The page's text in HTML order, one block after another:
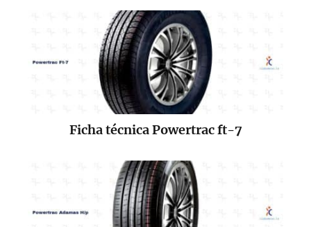
Ficha técnica Powertrac ft-7